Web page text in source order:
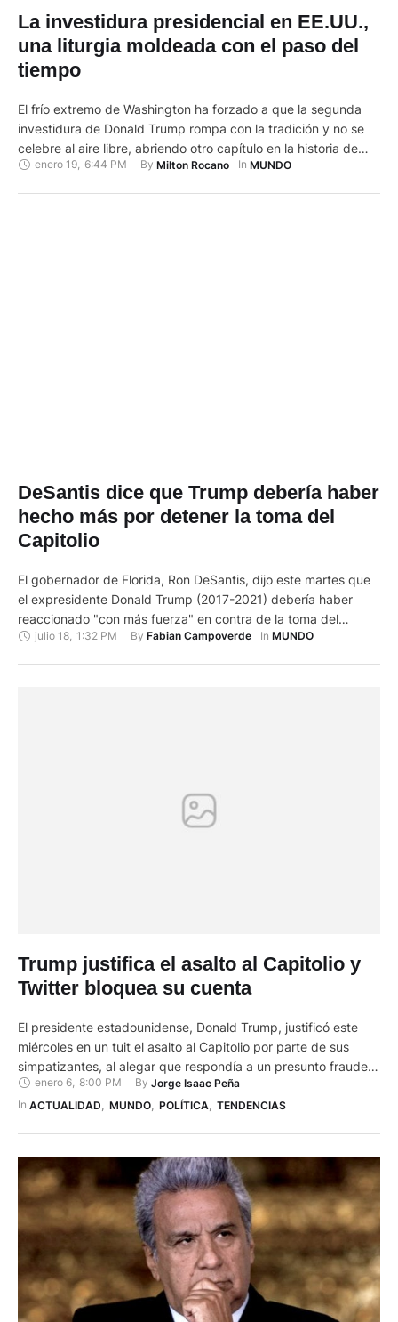
La investidura presidencial en EE.UU.,
una liturgia moldeada con el paso del
tiempo
El frío extremo de Washington ha forzado a que la segunda
investidura de Donald Trump rompa con la tradición y no se
celebre al aire libre, abriendo otro capítulo en la historia de
esta ceremonia llena de simbolismo que ha sido moldeada con
enero 19, 6:44 PM By Milton Rocano In MUNDO
DeSantis dice que Trump debería haber
hecho más por detener la toma del
Capitolio
El gobernador de Florida, Ron DeSantis, dijo este martes que
el expresidente Donald Trump (2017-2021) debería haber
reaccionado "con más fuerza" en contra de la toma del
Capitolio por sus seguidores el 6 de enero de 2021, pero
julio 18 1:32 PM By Fabian Campoverde In MUNDO
Trump justifica el asalto al Capitolio y
Twitter bloquea su cuenta
El presidente estadounidense, Donald Trump, justificó este
miércoles en un tuit el asalto al Capitolio por parte de sus
simpatizantes, al alegar que respondía a un presunto fraude
que le robó la victoria en las elecciones, algo de lo que no hay
ninguna prueba.
fecha y …
enero 6, 8:00 PM By Jorge Isaac Peña
In ACTUALIDAD MUNDO, POLÍTICA TENDENCIAS